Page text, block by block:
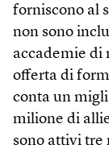
forniscono al
non sono
accademie di
offerta di
conta un
milione di
sono attivi tre